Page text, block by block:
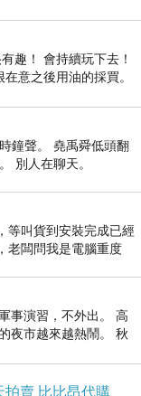
的第一位國
趣！ 會持續玩下去！
意之後用油的採買。
鐘聲。 堯禹舜低頭翻
別人在聊天。
等叫貨到安裝完成已經
老闆問我是電腦重度
事演習，不外出。 高
夜市越來越熱鬧。 秋
。。。
拍賣 比比昂代購